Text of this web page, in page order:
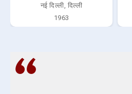
नई दिल्ली, दिल्ली
1963